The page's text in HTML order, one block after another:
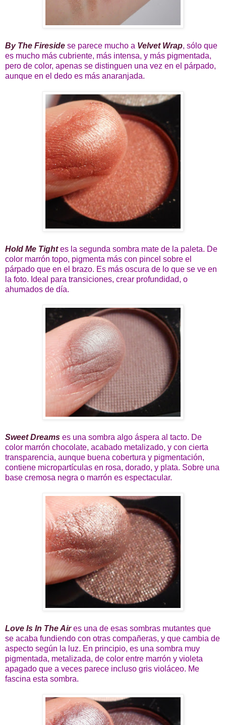
By The Fireside se parece mucho a Velvet Wrap, sólo que
es mucho más cubriente, más intensa, y más pigmentada,
pero de color, apenas se distinguen una vez en el párpado,
aunque en el dedo es más anaranjada.
Hold Me Tightes la segunda sombra mate de la paleta. De
color marrón topo, pigmenta más con pincel sobre el
párpado que en el brazo. Es más oscura de lo que se ve en
la foto. Ideal para transiciones, crear profundidad, o
ahumados de día.
Sweet Dreams es una sombra algo áspera al tacto. De
color marrón chocolate, acabado metalizado, y con cierta
transparencia, aunque buena cobertura y pigmentación,
contiene micropartículas en rosa, dorado, y plata. Sobre una
base cremosa negra o marrón es espectacular.
Love Is In The Aires una de esas sombras mutantes que
se acaba fundiendo con otras compañeras, y que cambia de
aspecto según la luz. En principio, es una sombra muy
pigmentada, metalizada, de color entre marrón y violeta
apagado que a veces parece incluso gris violáceo. Me
fascina esta sombra.